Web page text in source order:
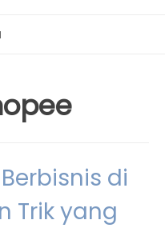
di
Trik yang